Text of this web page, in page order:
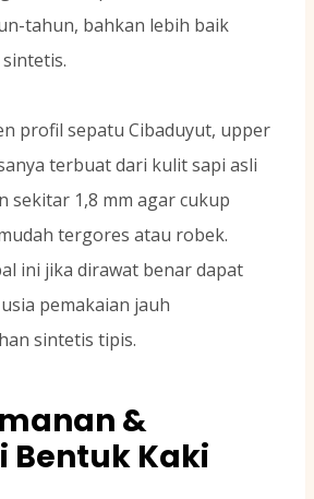
tahun, bahkan lebih baik
profil sepatu Cibaduyut, upper
terbuat dari kulit sapi asli
sekitar 1,8 mm agar cukup
tergores atau robek.
ini jika dirawat benar dapat
pemakaian jauh
sintetis tipis.
&
Bentuk Kaki